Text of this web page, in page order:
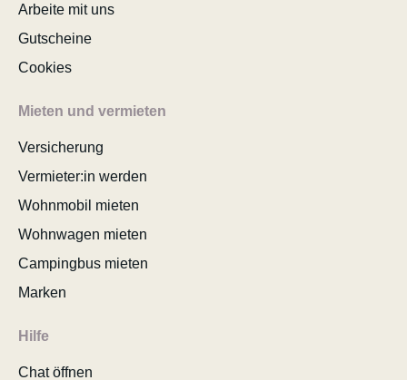
Arbeite mit uns
Gutscheine
Cookies
Mieten und vermieten
Versicherung
Vermieter:in werden
Wohnmobil mieten
Wohnwagen mieten
Campingbus mieten
Marken
Hilfe
Chat öffnen